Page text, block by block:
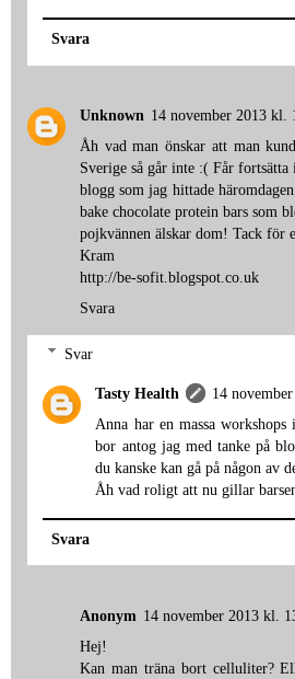
Svara
Unknown 14 november 2013 kl.
Åh vad man önskar att man
Sverige så går inte :( Får
blogg som jag hittade
bake chocolate protein bars som
pojkvännen älskar dom! Tack för
Kram
http://be-sofit.blogspot.co.uk
Svara
Svar
Tasty Health
14
Anna har en massa
bor antog jag med tanke på
du kanske kan gå på någon av
Åh vad roligt att nu gillar
Svara
Anonym 14 november 2013 kl.
Hej!
Kan man träna bort celluliter?